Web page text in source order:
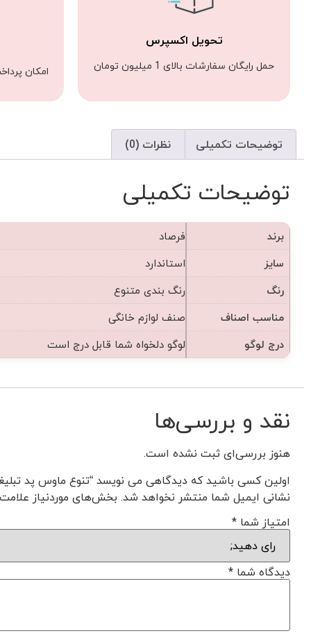
تحویل اکسپرس
حمل رایگان سفارشات بالای 1 میلیون تومان امکان
توضیحات تکمیلی نظرات (0)
توضیحات تکمیلی
برند
فرصاد
سایز
استاندارد
رنگ
رنگ بندی متنوع
مناسب اصناف
صنف لوازم خانگی
درج لوگو
لوگو دلخواه شما قابل درج است
نقد و بررسی‌ها
هنوز بررسی‌ای ثبت نشده است.
اولین کسی باشید که دیدگاهی می نویسد “تنوع ماوس پد
نشانی ایمیل شما منتشر نخواهد شد. بخش‌های موردنیاز
امتیاز شما *
دیدگاه شما *